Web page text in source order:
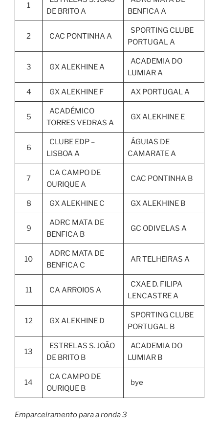
1
DE BRITO A
BENFICA A
2 CAC PONTINHA A
SPORTING CLUBE
PORTUGAL A
3 GX ALEKHINE A
ACADEMIA DO
LUMIAR A
4 GX ALEKHINE F AX PORTUGAL A
5
ACADÉMICO
TORRES VEDRAS A
GX ALEKHINE E
6
CLUBE EDP –
LISBOA A
ÁGUIAS DE
CAMARATE A
7
CA CAMPO DE
OURIQUE A
CAC PONTINHA B
8 GX ALEKHINE C GX ALEKHINE B
9
ADRC MATA DE
BENFICA B
GC ODIVELAS A
10
ADRC MATA DE
BENFICA C
AR TELHEIRAS A
11 CA ARROIOS A
CXAE D. FILIPA
LENCASTRE A
12 GX ALEKHINE D
SPORTING CLUBE
PORTUGAL B
13
ESTRELAS S. JOÃO
DE BRITO B
ACADEMIA DO
LUMIAR B
14
CA CAMPO DE
OURIQUE B
bye
Emparceiramento para a ronda 3